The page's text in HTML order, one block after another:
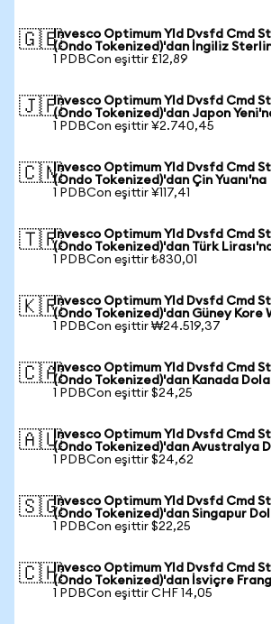
🇬🇧Invesco Optimum Yld Dvsfd Cmd
(Ondo Tokenized)'dan İngiliz
1 PDBCon eşittir £12,89
🇯🇵Invesco Optimum Yld Dvsfd Cmd
(Ondo Tokenized)'dan Japon
1 PDBCon eşittir ¥2.740,45
🇨🇳Invesco Optimum Yld Dvsfd Cmd
(Ondo Tokenized)'dan Çin Yuanı'na
1 PDBCon eşittir ¥117,41
🇹🇷Invesco Optimum Yld Dvsfd Cmd
(Ondo Tokenized)'dan Türk
1 PDBCon eşittir ₺830,01
🇰🇷Invesco Optimum Yld Dvsfd Cmd
(Ondo Tokenized)'dan Güney Kore
1 PDBCon eşittir ₩24.519,37
🇨🇦Invesco Optimum Yld Dvsfd Cmd
(Ondo Tokenized)'dan Kanada
1 PDBCon eşittir $24,25
🇦🇺Invesco Optimum Yld Dvsfd Cmd
(Ondo Tokenized)'dan Avustralya
1 PDBCon eşittir $24,62
🇸🇬Invesco Optimum Yld Dvsfd Cmd
(Ondo Tokenized)'dan Singapur
1 PDBCon eşittir $22,25
🇨🇭Invesco Optimum Yld Dvsfd Cmd
(Ondo Tokenized)'dan İsviçre
1 PDBCon eşittir CHF 14,05